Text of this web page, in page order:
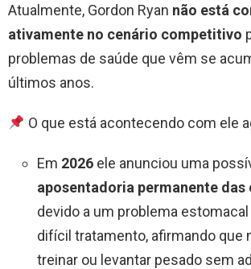
Atualmente, Gordon Ryan não está
ativamente no cenário competitivo
problemas de saúde que vêm se
últimos anos.
O que está acontecendo com ele
Em 2026 ele anunciou uma
aposentadoria permanente
devido a um problema
difícil tratamento, afirmando que
treinar ou levantar pesado sem